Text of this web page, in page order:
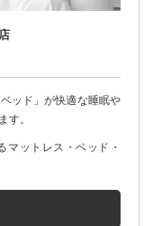
ッド」が快適な睡眠や
す。
マットレス・ベッド・